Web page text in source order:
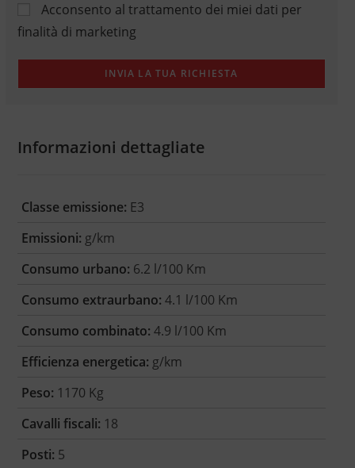
Acconsento al trattamento dei miei dati per
finalità di marketing
Informazioni dettagliate
Classe emissione: E3
Emissioni: g/km
Consumo urbano: 6.2 l/100 Km
Consumo extraurbano: 4.1 l/100 Km
Consumo combinato: 4.9 l/100 Km
Efficienza energetica: g/km
Peso: 1170 Kg
Cavalli fiscali: 18
Posti: 5